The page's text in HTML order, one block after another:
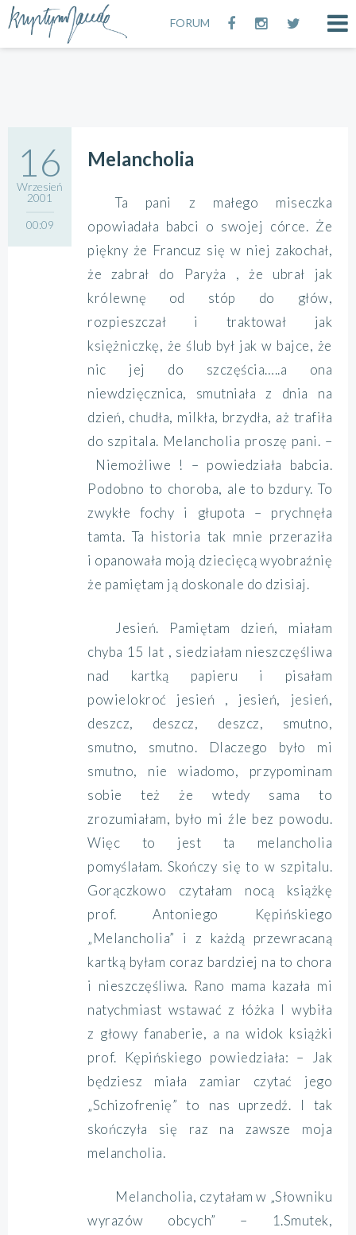
FORUM
16
Wrzesień
2001
00:09
Melancholia
Ta pani z małego miseczka
opowiadała babci o swojej córce. Że
piękny że Francuz się w niej zakochał,
że zabrał do Paryża , że ubrał jak
królewnę od stóp do głów,
rozpieszczał i traktował jak
księżniczkę, że ślub był jak w bajce, że
nic jej do szczęścia…..a ona
niewdzięcznica, smutniała z dnia na
dzień, chudła, milkła, brzydła, aż trafiła
do szpitala. Melancholia proszę pani. –
Niemożliwe ! – powiedziała babcia.
Podobno to choroba, ale to bzdury. To
zwykłe fochy i głupota – prychnęła
tamta. Ta historia tak mnie przeraziła
i opanowała moją dziecięcą wyobraźnię
że pamiętam ją doskonale do dzisiaj.
Jesień. Pamiętam dzień, miałam
chyba 15 lat , siedziałam nieszczęśliwa
nad kartką papieru i pisałam
powielokroć jesień , jesień, jesień,
deszcz, deszcz, deszcz, smutno,
smutno, smutno.
Dlaczego było mi
smutno, nie wiadomo, przypominam
sobie też że wtedy sama to
zrozumiałam, było mi źle bez powodu.
Więc to jest ta melancholia
pomyślałam. Skończy się to w szpitalu.
Gorączkowo czytałam nocą książkę
prof. Antoniego Kępińskiego
„Melancholia” i z każdą przewracaną
kartką byłam coraz bardziej na to chora
i nieszczęśliwa. Rano mama kazała mi
natychmiast wstawać z łóżka I wybiła
z głowy fanaberie, a na widok książki
prof. Kępińskiego powiedziała: – Jak
będziesz miała zamiar czytać jego
„Schizofrenię” to nas uprzedź. I tak
skończyła się raz na zawsze moja
melancholia.
Melancholia, czytałam w „Słowniku
wyrazów obcych” – 1.Smutek,